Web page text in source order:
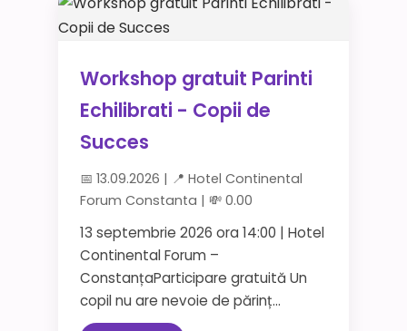
Workshop gratuit Parinti
Echilibrati - Copii de
Succes
📅 13.09.2026 | 📍 Hotel Continental
Forum Constanta | 💸 0.00
13 septembrie 2026 ora 14:00 | Hotel
Continental Forum –
ConstanțaParticipare gratuită Un
copil nu are nevoie de părinț...